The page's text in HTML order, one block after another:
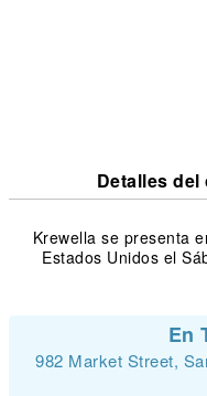
Detalles
Krewella se presenta
Estados Unidos el
En
982 Market Street,